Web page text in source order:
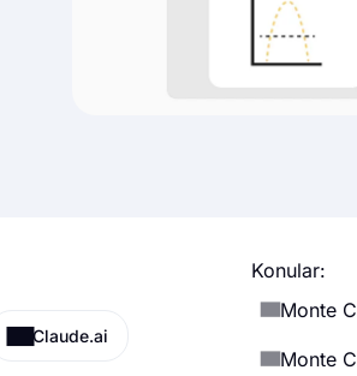
Claude.ai
Konular:
Monte
Monte